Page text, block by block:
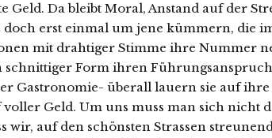
Geld. Da bleibt Moral, Anstand auf der
doch erst einmal um jene kümmern, die
mit drahtiger Stimme ihre Nummer
schnittiger Form ihren Führungsanspruch
Gastronomie- überall lauern sie auf ihre
voller Geld. Um uns muss man sich nicht
wir, auf den schönsten Strassen